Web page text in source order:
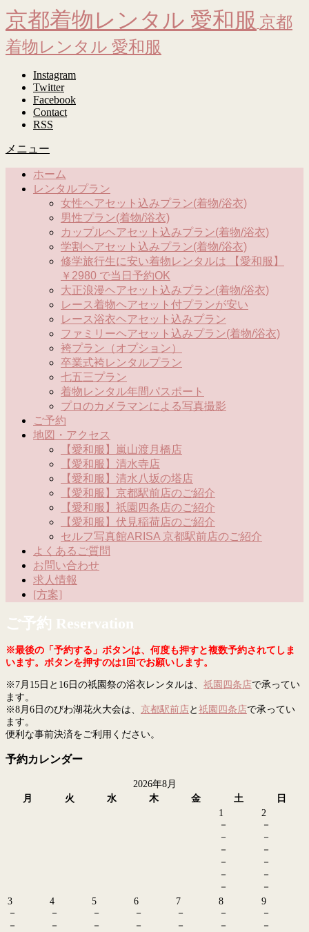
京都着物レンタル 愛和服 京都
着物レンタル 愛和服
Instagram
Twitter
Facebook
Contact
RSS
メニュー
ホーム
レンタルプラン
女性ヘアセット込みプラン(着物/浴衣)
男性プラン(着物/浴衣)
カップルヘアセット込みプラン(着物/浴衣)
学割ヘアセット込みプラン(着物/浴衣)
修学旅行生に安い着物レンタルは 【愛和服】
￥2980 で当日予約OK
大正浪漫ヘアセット込みプラン(着物/浴衣)
レース着物ヘアセット付プランが安い
レース浴衣ヘアセット込みプラン
ファミリーヘアセット込みプラン(着物/浴衣)
袴プラン（オプション）
卒業式袴レンタルプラン
七五三プラン
着物レンタル年間パスポート
プロのカメラマンによる写真撮影
ご予約
地図・アクセス
【愛和服】嵐山渡月橋店
【愛和服】清水寺店
【愛和服】清水八坂の塔店
【愛和服】京都駅前店のご紹介
【愛和服】祇園四条店のご紹介
【愛和服】伏見稲荷店のご紹介
セルフ写真館ARISA 京都駅前店のご紹介
よくあるご質問
お問い合わせ
求人情報
[方案]
ご予約 Reservation
※最後の「予約する」ボタンは、何度も押すと複数予約されてしま
います。ボタンを押すのは1回でお願いします。
※7月15日と16日の祇園祭の浴衣レンタルは、 祇園四条店で承ってい
ます。
※8月6日のびわ湖花火大会は、 京都駅前店 と 祇園四条店で承ってい
ます。
便利な事前決済をご利用ください。
予約カレンダー
2026年8月
月
火 水 木 金 土
日
1
－
－
－
－
－
－
2
－
－
－
－
－
－
3
－
－
4
－
－
5
－
－
6
－
－
7
－
－
8
－
－
9
－
－